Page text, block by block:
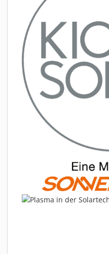
FACHARTIKEL
NEWS
REFERENZEN
ÜBER UNS
VISION, MISSION, WERTE
NACHHALTIGKEIT
HISTORIE
LEISTUNGEN
ONLINE SHOP